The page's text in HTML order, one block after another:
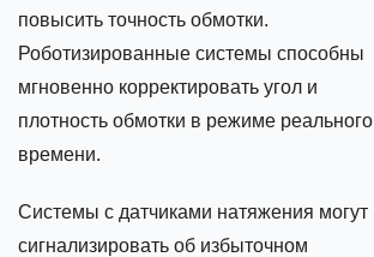
повысить точность обмотки.
Роботизированные системы способны
мгновенно корректировать угол и
плотность обмотки в режиме реального
времени.
Системы с датчиками натяжения могут
сигнализировать об избыточном